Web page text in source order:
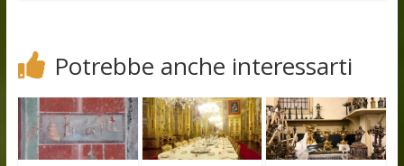
Potrebbe anche interessarti